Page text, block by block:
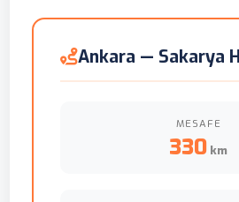
Ankara — Sakarya
MESAFE
330 km